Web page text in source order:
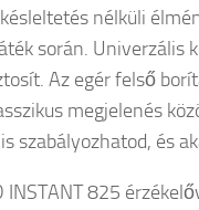
nélküli
során. Univerzális
Az egér felső
megjelenés
szabályozhatod, és
INSTANT 825